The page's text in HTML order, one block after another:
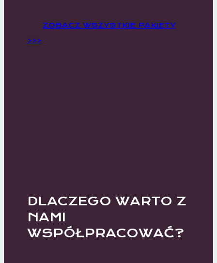
ZOBACZ WSZYSTKIE PAKIETY
>>>
DLACZEGO WARTO Z
NAMI
WSPÓŁPRACOWAĆ?